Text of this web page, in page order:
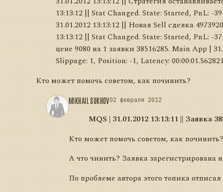
13:13:12 || Stat Changed. State: Started, PnL: -
31.01.2012 13:13:12 || Новая Sell сделка
13:13:12 || Stat Changed. State: Started, PnL: -
цене 9080 на 1 заявки 38516285. Main App |
Slippage: 1, Position: -1, Latency:
Кто может помочь советом, как починить?
MIKHAIL SUKHOV02 февраля 2012
MQS | 31.01.2012 13:13:11 || Заявка
Кто может помочь советом, как починить?
А что чинить? Заявка зарегистрирована
По проблеме автора этого топика